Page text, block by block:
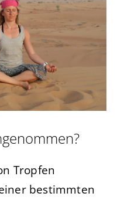
Tropfen
bestimmten